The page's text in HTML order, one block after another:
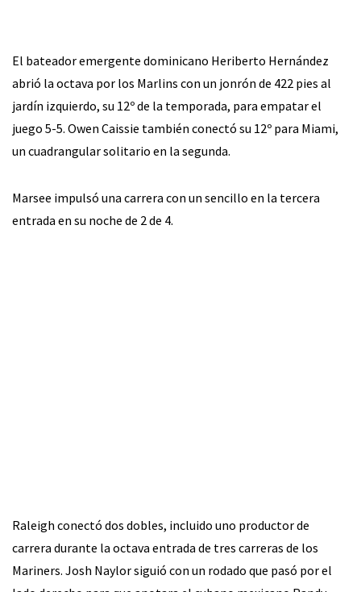
El bateador emergente dominicano Heriberto Hernández
abrió la octava por los Marlins con un jonrón de 422 pies al
jardín izquierdo, su 12º de la temporada, para empatar el
juego 5-5. Owen Caissie también conectó su 12º para Miami,
un cuadrangular solitario en la segunda.
Marsee impulsó una carrera con un sencillo en la tercera
entrada en su noche de 2 de 4.
Raleigh conectó dos dobles, incluido uno productor de
carrera durante la octava entrada de tres carreras de los
Mariners. Josh Naylor siguió con un rodado que pasó por el